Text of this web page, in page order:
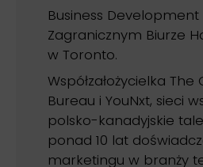
Business
Zagranicznym Biurze
w Toronto.
Współzałożycielka
Bureau i YouNxt, sieci
polsko-kanadyjskie
ponad 10 lat
marketingu w branży